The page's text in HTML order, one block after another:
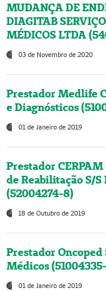
MUDANÇA DE
DIAGITAB
MÉDICOS LTDA
03 de Novembro de 2020
Prestador Medlife
e Diagnósticos
01 de Janeiro de 2019
Prestador
de Reabilitação S/
(52004274-8)
18 de Outubro de 2019
Prestador Oncoped
Médicos
01 de Janeiro de 2019